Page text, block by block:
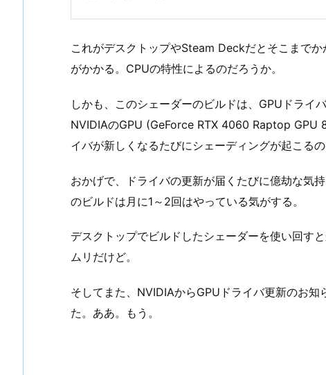
これがデスクトップやSteam Deckだとそこまで
がかかる。CPUの特性によるのだろうか。
しかも、このシェーダーのビルドは、GPUドライ
NVIDIAのGPU (GeForce RTX 4060 Raptop GPU
イバが新しくなるたびにシェーディングが起こるの
おかげで、ドライバの更新が届くたびに億劫な気
のビルドは月に1～2回はやっている気がする。
デスクトップでビルドしたシェーダーを使い回す
ムリだけど。
そしてまた、NVIDIAからGPUドライバ更新のお
た。ああ。もう。